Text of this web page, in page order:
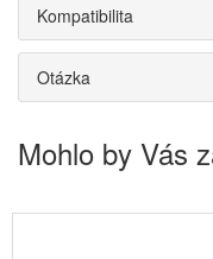
Kompatibilita
Otázka
Mohlo by Vás